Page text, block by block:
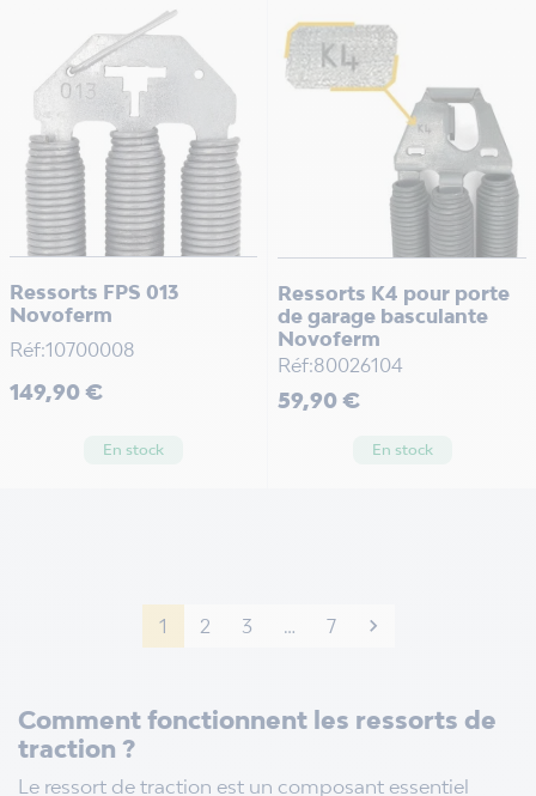
Ressorts FPS 013
Novoferm
Réf:10700008
Prix
149,90 €
En stock
Ressorts K4 pour porte
de garage basculante
Novoferm
Réf:80026104
Prix
59,90 €
En stock
1 2 3 … 7 Suivant

Comment fonctionnent les ressorts de
traction ?
Le ressort de traction est un composant essentiel